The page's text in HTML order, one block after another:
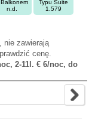
Balkonem
n.d.
Typu Suite
1.579
nie zawierają
cenę.
2-11l. € 6/noc, do